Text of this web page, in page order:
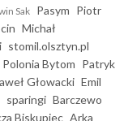
Sak Pasym Piotr
Michał
stomil.olsztyn.pl
Polonia Bytom Patryk
Głowacki Emil
sparingi Barczewo
Biskupiec Arka